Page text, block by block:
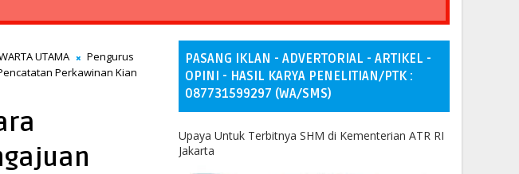
UTAMA
Pengurus
Perkawinan Kian
PASANG IKLAN - ADVERTORIAL - ARTIKEL -
OPINI - HASIL KARYA PENELITIAN/PTK :
087731599297 (WA/SMS)
Upaya Untuk Terbitnya SHM di Kementerian ATR RI
Jakarta